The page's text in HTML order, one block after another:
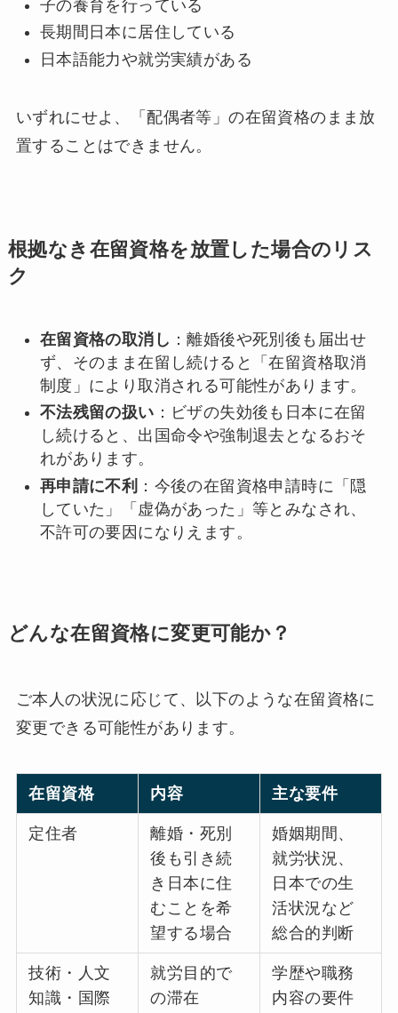
子の養育を行っている
長期間日本に居住している
日本語能力や就労実績がある
いずれにせよ、「配偶者等」の在留資格のまま放
置することはできません。
根拠なき在留資格を放置した場合のリス
ク
在留資格の取消し ：離婚後や死別後も届出せ
ず、そのまま在留し続けると「在留資格取消
制度」により取消される可能性があります。
不法残留の扱い ：ビザの失効後も日本に在留
し続けると、出国命令や強制退去となるおそ
れがあります。
再申請に不利 ：今後の在留資格申請時に「隠
していた」「虚偽があった」等とみなされ、
不許可の要因になりえます。
どんな在留資格に変更可能か？
ご本人の状況に応じて、以下のような在留資格に
変更できる可能性があります。
在留資格 内容 主な要件
定住者
離婚・死別
後も引き続
き日本に住
むことを希
望する場合
婚姻期間、
就労状況、
日本での生
活状況など
総合的判断
技術・人文
知識・国際
就労目的で
の滞在
学歴や職務
内容の要件